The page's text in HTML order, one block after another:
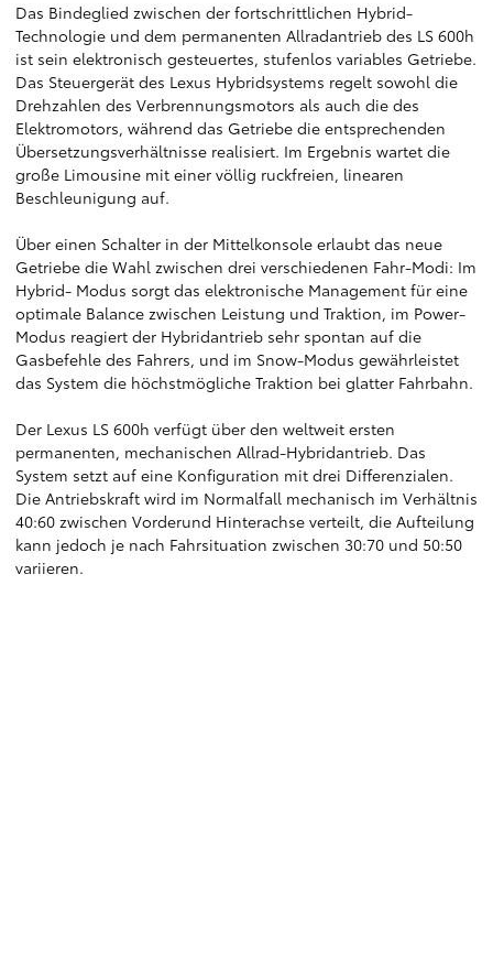
Das Bindeglied zwischen der fortschrittlichen Hybrid-
Technologie und dem permanenten Allradantrieb des LS 600h
ist sein elektronisch gesteuertes, stufenlos variables Getriebe.
Das Steuergerät des Lexus Hybridsystems regelt sowohl die
Drehzahlen des Verbrennungsmotors als auch die des
Elektromotors, während das Getriebe die entsprechenden
Übersetzungsverhältnisse realisiert. Im Ergebnis wartet die
große Limousine mit einer völlig ruckfreien, linearen
Beschleunigung auf.
Über einen Schalter in der Mittelkonsole erlaubt das neue
Getriebe die Wahl zwischen drei verschiedenen Fahr-Modi: Im
Hybrid- Modus sorgt das elektronische Management für eine
optimale Balance zwischen Leistung und Traktion, im Power-
Modus reagiert der Hybridantrieb sehr spontan auf die
Gasbefehle des Fahrers, und im Snow-Modus gewährleistet
das System die höchstmögliche Traktion bei glatter Fahrbahn.
Der Lexus LS 600h verfügt über den weltweit ersten
permanenten, mechanischen Allrad-Hybridantrieb. Das
System setzt auf eine Konfiguration mit drei Differenzialen.
Die Antriebskraft wird im Normalfall mechanisch im Verhältnis
40:60 zwischen Vorderund Hinterachse verteilt, die Aufteilung
kann jedoch je nach Fahrsituation zwischen 30:70 und 50:50
variieren.